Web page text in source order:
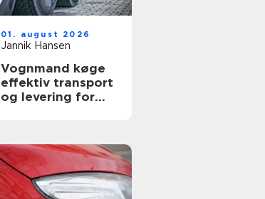
01. august 2026
Jannik Hansen
Vognmand køge
effektiv transport
og levering for